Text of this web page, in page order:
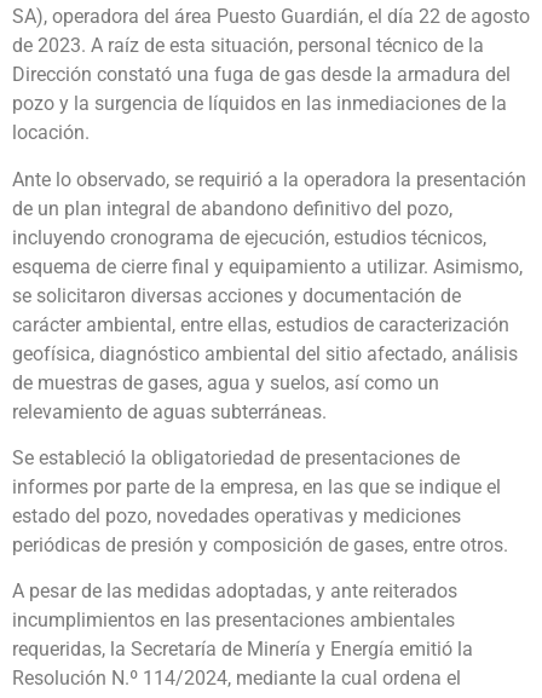
SA), operadora del área Puesto Guardián, el día 22 de agosto
de 2023. A raíz de esta situación, personal técnico de la
Dirección constató una fuga de gas desde la armadura del
pozo y la surgencia de líquidos en las inmediaciones de la
locación.
Ante lo observado, se requirió a la operadora la presentación
de un plan integral de abandono definitivo del pozo,
incluyendo cronograma de ejecución, estudios técnicos,
esquema de cierre final y equipamiento a utilizar. Asimismo,
se solicitaron diversas acciones y documentación de
carácter ambiental, entre ellas, estudios de caracterización
geofísica, diagnóstico ambiental del sitio afectado, análisis
de muestras de gases, agua y suelos, así como un
relevamiento de aguas subterráneas.
Se estableció la obligatoriedad de presentaciones de
informes por parte de la empresa, en las que se indique el
estado del pozo, novedades operativas y mediciones
periódicas de presión y composición de gases, entre otros.
A pesar de las medidas adoptadas, y ante reiterados
incumplimientos en las presentaciones ambientales
requeridas, la Secretaría de Minería y Energía emitió la
Resolución N.º 114/2024, mediante la cual ordena el